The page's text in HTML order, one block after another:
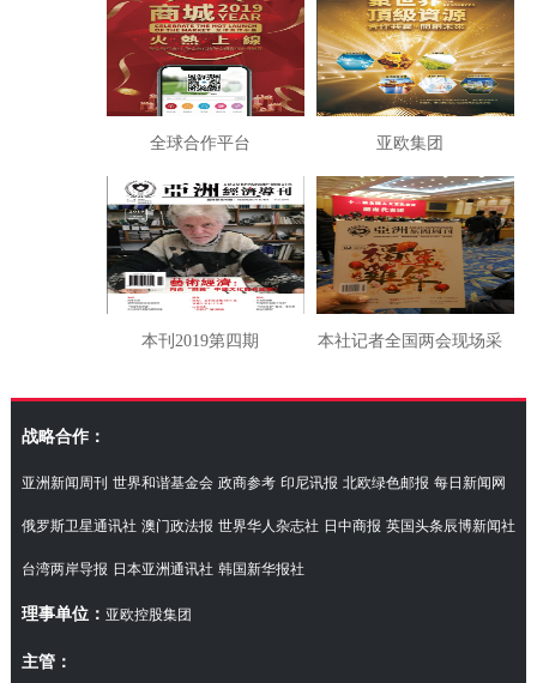
全球合作平台 亚欧集团
本刊2019第四期 本社记者全国两会现场采
访湖南代表团
战略合作：
亚洲新闻周刊 世界和谐基金会 政商参考 印尼讯报 北欧绿色邮报 每日新闻网
俄罗斯卫星通讯社 澳门政法报 世界华人杂志社 日中商报 英国头条辰博新闻社
台湾两岸导报 日本亚洲通讯社 韩国新华报社
理事单位： 亚欧控股集团
主管：